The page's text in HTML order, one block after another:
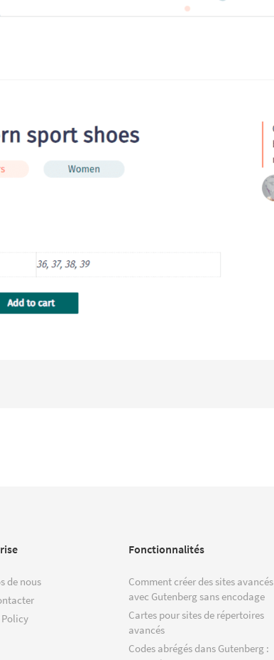
de nous
Fonctionnalités
Comment créer des sites avancés
avec Gutenberg sans encodage
Cartes pour sites de répertoires
avancés
Codes abrégés dans Gutenberg :